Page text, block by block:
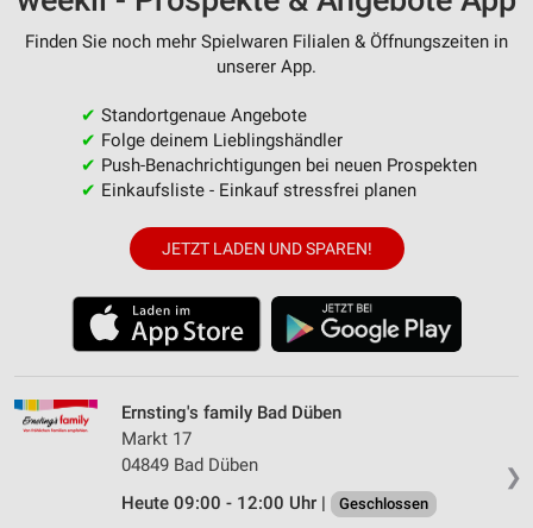
Finden Sie noch mehr Spielwaren Filialen & Öffnungszeiten in
unserer App.
✔ Standortgenaue Angebote
✔ Folge deinem Lieblingshändler
✔ Push-Benachrichtigungen bei neuen Prospekten
✔ Einkaufsliste - Einkauf stressfrei planen
JETZT LADEN UND SPAREN!
❯
Ernsting's family Bad Düben
Markt 17
04849 Bad Düben
Heute 09:00 - 12:00 Uhr |
Geschlossen